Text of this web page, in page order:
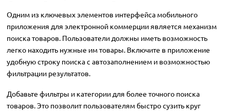
Одним из ключевых элементов интерфейса мобильного
приложения для электронной коммерции является механизм
поиска товаров. Пользователи должны иметь возможность
легко находить нужные им товары. Включите в приложение
удобную строку поиска с автозаполнением и возможностью
фильтрации результатов.
Добавьте фильтры и категории для более точного поиска
товаров. Это позволит пользователям быстро сузить круг